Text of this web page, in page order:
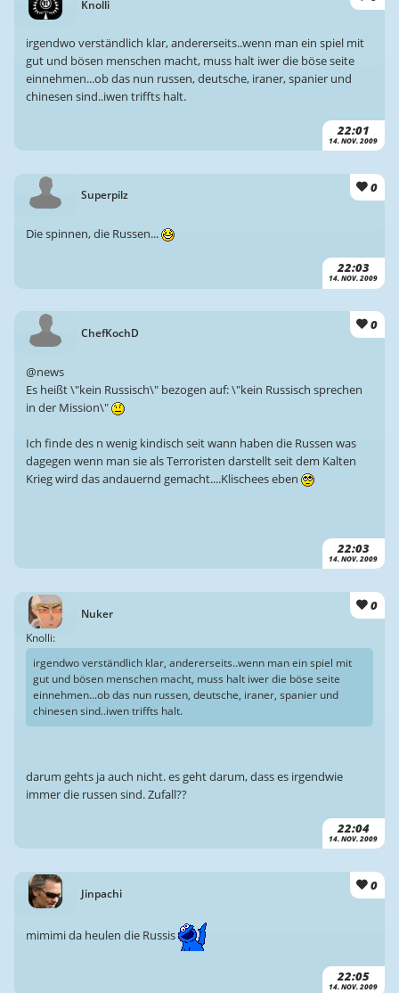
Knolli
22:01
14. NOV. 2009
irgendwo verständlich klar, andererseits..wenn man ein spiel mit
gut und bösen menschen macht, muss halt iwer die böse seite
einnehmen...ob das nun russen, deutsche, iraner, spanier und
chinesen sind..iwen triffts halt.
Superpilz 0
22:03
14. NOV. 2009
Die spinnen, die Russen...
ChefKochD 0
22:03
14. NOV. 2009
@news
Es heißt \"kein Russisch\" bezogen auf: \"kein Russisch sprechen
in der Mission\"
Ich finde des n wenig kindisch seit wann haben die Russen was
dagegen wenn man sie als Terroristen darstellt seit dem Kalten
Krieg wird das andauernd gemacht....Klischees eben
Nuker
0
22:04
14. NOV. 2009
Knolli:
irgendwo verständlich klar, andererseits..wenn man ein spiel mit
gut und bösen menschen macht, muss halt iwer die böse seite
einnehmen...ob das nun russen, deutsche, iraner, spanier und
chinesen sind..iwen triffts halt.
darum gehts ja auch nicht. es geht darum, dass es irgendwie
immer die russen sind. Zufall??
Jinpachi
0
22:05
14. NOV. 2009
mimimi da heulen die Russis